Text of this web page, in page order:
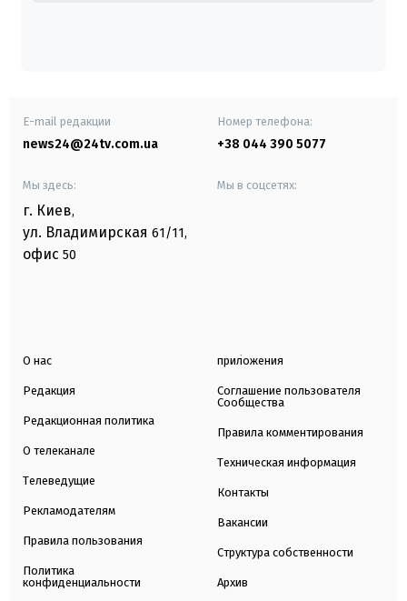
E-mail редакции
news24@24tv.com.ua
Номер телефона:
+38 044 390 5077
Мы здесь:
г. Киев,
ул. Владимирская 61/11,
офис 50
Мы в соцсетях:
О нас
Редакция
Редакционная политика
О телеканале
Телеведущие
Рекламодателям
Правила пользования
Политика
конфиденциальности
приложения
Соглашение пользователя
Сообщества
Правила комментирования
Техническая информация
Контакты
Вакансии
Структура собственности
Архив